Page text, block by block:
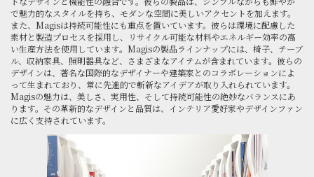
で魅力的なスタイルを持ち、モダンな空間に美しいアクセントを加えます。
また、Magisは持続可能性にも重点を置いています。彼らは環境に配慮した
素材と製造プロセスを採用し、リサイクル可能な材料やエネルギー効率の高
い生産方法を使用しています。Magisの製品ラインナップには、椅子、テーブ
ル、収納家具、照明器具など、さまざまなアイテムが含まれています。彼らの
デザインは、著名な国際的なデザイナーや建築家とのコラボレーションによ
って生まれており、常に先進的で斬新なアイデアが取り入れられています。
Magisの魅力は、美しさ、実用性、そして持続可能性の絶妙なバランスにあ
ります。その革新的なデザインと品質は、インテリア愛好家やデザインファン
に広く支持されています。